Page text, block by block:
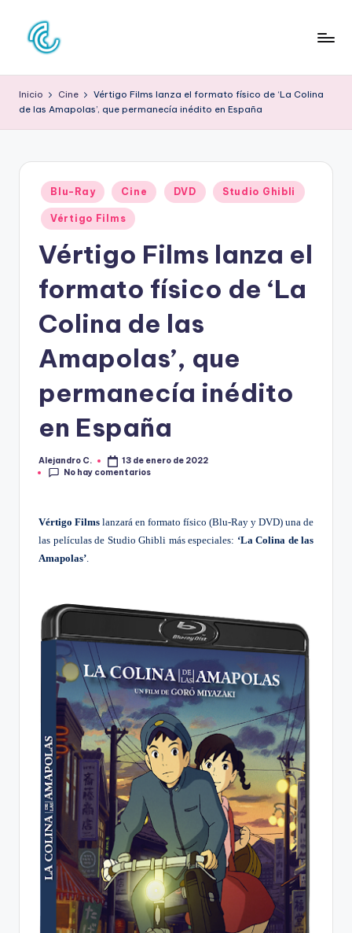
Saltar
O
N
C
U
U
de
Inicio Cine
Vértigo Films lanza el formato físico de ‘La Colina
de las Amapolas’, que permanecía inédito en España
Publicado
en
Blu-Ray Cine DVD Studio Ghibli
Vértigo Films
Vértigo Films lanza el
formato físico de ‘La
Colina de las
Amapolas’, que
permanecía inédito
en España
Publicado
por
Alejandro C.
13 de enero de 2022
No hay comentarios
Vértigo Films lanzará en formato físico (Blu-Ray y DVD) una de
las películas de Studio Ghibli más especiales: ‘La Colina de las
Amapolas’.